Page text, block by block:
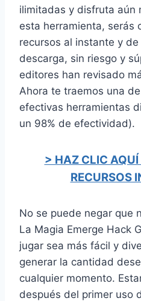
ilimitadas y disfruta aún
esta herramienta, serás
recursos al instante y
descarga, sin riesgo y
editores han revisado
Ahora te traemos una
efectivas herramientas
un 98% de efectividad).
> HAZ CLIC AQUÍ
RECURSOS
No se puede negar que
La Magia Emerge Hack
jugar sea más fácil y
generar la cantidad
cualquier momento.
después del primer uso